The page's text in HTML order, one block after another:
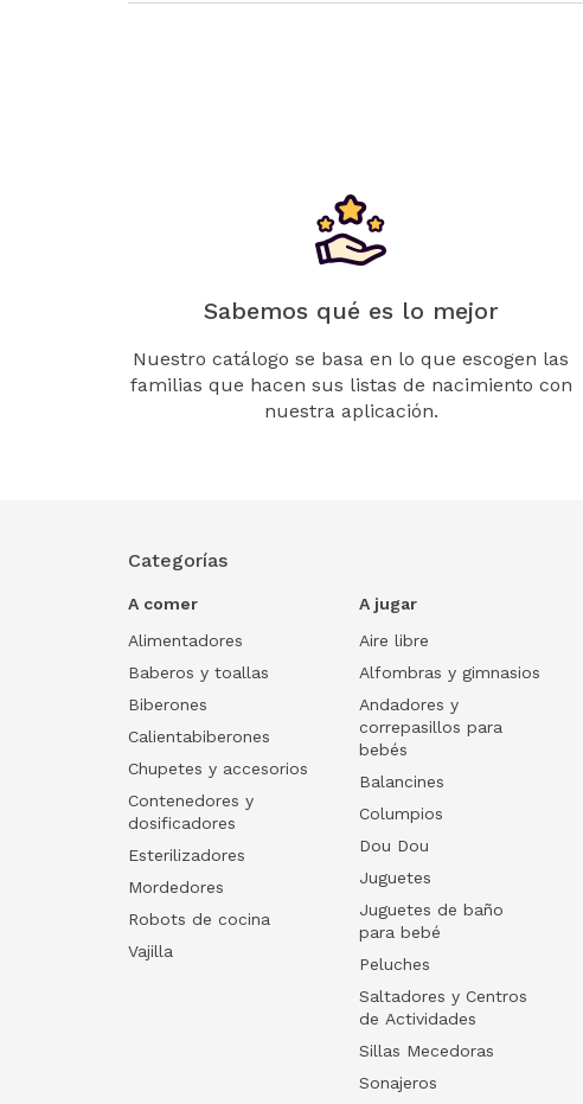
Sabemos qué es lo mejor
Nuestro catálogo se basa en lo que escogen las
familias que hacen sus listas de nacimiento con
nuestra aplicación.
Categorías
A comer
Alimentadores
Baberos y toallas
Biberones
Calientabiberones
Chupetes y accesorios
Contenedores y
dosificadores
Esterilizadores
Mordedores
Robots de cocina
Vajilla
A jugar
Aire libre
Alfombras y gimnasios
Andadores y
correpasillos para
bebés
Balancines
Columpios
Dou Dou
Juguetes
Juguetes de baño
para bebé
Peluches
Saltadores y Centros
de Actividades
Sillas Mecedoras
Sonajeros